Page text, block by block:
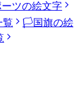
ーツの絵文字
覧 🏳️国旗の絵